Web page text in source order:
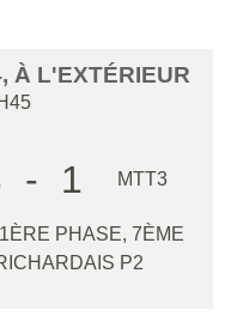
, À L'EXTÉRIEUR
- 1 MTT3
PHASE, 7ÈME
P2